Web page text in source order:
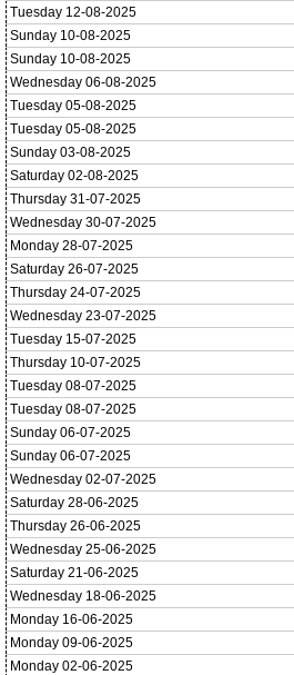
Tuesday 12-08-2025
Sunday 10-08-2025
Sunday 10-08-2025
Wednesday 06-08-2025
Tuesday 05-08-2025
Tuesday 05-08-2025
Sunday 03-08-2025
Saturday 02-08-2025
Thursday 31-07-2025
Wednesday 30-07-2025
Monday 28-07-2025
Saturday 26-07-2025
Thursday 24-07-2025
Wednesday 23-07-2025
Tuesday 15-07-2025
Thursday 10-07-2025
Tuesday 08-07-2025
Tuesday 08-07-2025
Sunday 06-07-2025
Sunday 06-07-2025
Wednesday 02-07-2025
Saturday 28-06-2025
Thursday 26-06-2025
Wednesday 25-06-2025
Saturday 21-06-2025
Wednesday 18-06-2025
Monday 16-06-2025
Monday 09-06-2025
Monday 02-06-2025